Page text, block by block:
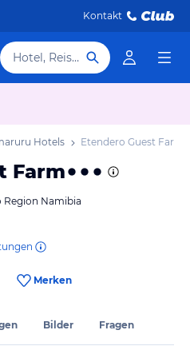
Kontakt
Hotel, Reiseziel
Hotels Etendero Guest Farm
Farm
Region Namibia
Merken
Bilder Fragen